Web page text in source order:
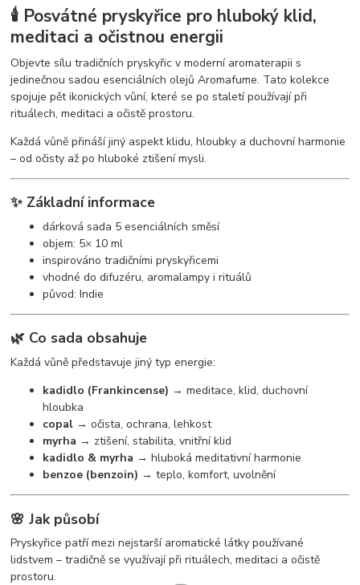
🕯️ Posvátné pryskyřice pro hluboký klid,
meditaci a očistnou energii
Objevte sílu tradičních pryskyřic v moderní aromaterapii s
jedinečnou sadou esenciálních olejů Aromafume. Tato kolekce
spojuje pět ikonických vůní, které se po staletí používají při
rituálech, meditaci a očistě prostoru.
Každá vůně přináší jiný aspekt klidu, hloubky a duchovní harmonie
– od očisty až po hluboké ztišení mysli.
✨ Základní informace
dárková sada 5 esenciálních směsí
objem: 5× 10 ml
inspirováno tradičními pryskyřicemi
vhodné do difuzéru, aromalampy i rituálů
původ: Indie
🌿 Co sada obsahuje
Každá vůně představuje jiný typ energie:
kadidlo (Frankincense) → meditace, klid, duchovní
hloubka
copal → očista, ochrana, lehkost
myrha → ztišení, stabilita, vnitřní klid
kadidlo & myrha → hluboká meditativní harmonie
benzoe (benzoin) → teplo, komfort, uvolnění
🌸 Jak působí
Pryskyřice patří mezi nejstarší aromatické látky používané
lidstvem – tradičně se využívají při rituálech, meditaci a očistě
prostoru.